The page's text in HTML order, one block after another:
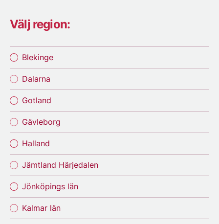
Välj region:
Blekinge
Dalarna
Gotland
Gävleborg
Halland
Jämtland Härjedalen
Jönköpings län
Kalmar län